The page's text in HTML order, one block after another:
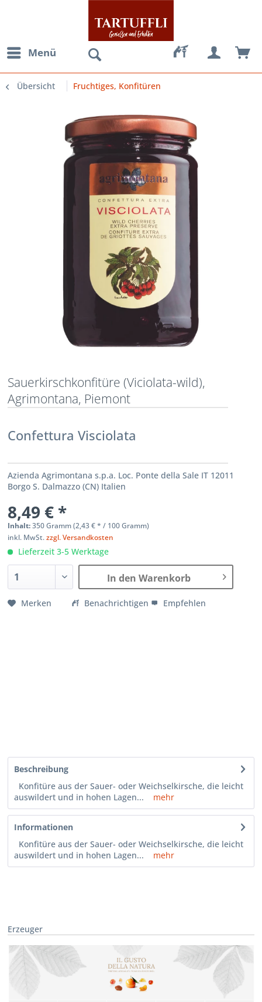
Menü
Übersicht Fruchtiges, Konfitüren
Sauerkirschkonfitüre (Viciolata-wild),
Agrimontana, Piemont
Confettura Visciolata
Azienda Agrimontana s.p.a. Loc. Ponte della Sale IT 12011
Borgo S. Dalmazzo (CN) Italien
8,49 € *
Inhalt:350 Gramm (2,43 €* / 100 Gramm)
inkl. MwSt.zzgl. Versandkosten
Lieferzeit 3-5 Werktage
In den Warenkorb
Merken Benachrichtigen Empfehlen
Beschreibung
Konfitüre aus der Sauer- oder Weichselkirsche, die leicht
auswildert und in hohen Lagen...
mehr
Informationen
Konfitüre aus der Sauer- oder Weichselkirsche, die leicht
auswildert und in hohen Lagen...
mehr
Erzeuger